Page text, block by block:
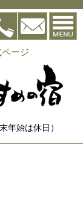
ージ
年始は休日）